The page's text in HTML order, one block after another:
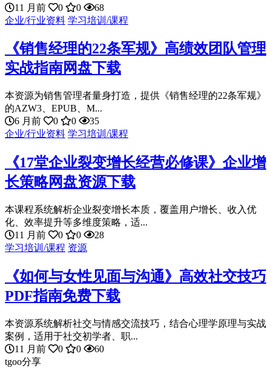
11 月前
0 0
68
企业/行业资料 学习培训/课程
《销售经理的22条军规》高绩效团队管理
实战指南网盘下载
本资源为销售管理者量身打造，提供《销售经理的22条军规》
的AZW3、EPUB、M...
6 月前
0 0
35
企业/行业资料 学习培训/课程
《17堂企业裂变增长经营必修课》企业增
长策略网盘资源下载
本课程系统解析企业裂变增长本质，覆盖用户增长、收入优
化、效率提升等多维度策略，适...
11 月前
0 0
28
学习培训/课程 资源
《如何与女性见面与沟通》高效社交技巧
PDF指南免费下载
本资源系统解析社交与情感交流技巧，结合心理学原理与实战
案例，适用于社交初学者、职...
11 月前
0 0
60
tgoo分享